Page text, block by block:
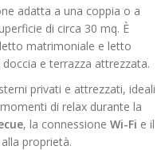
adatta a una coppia o a
di circa 30 mq. È
matrimoniale e letto
e terrazza attrezzata.
privati e attrezzati, ideali
di relax durante la
, la connessione Wi-Fi e il
proprietà.